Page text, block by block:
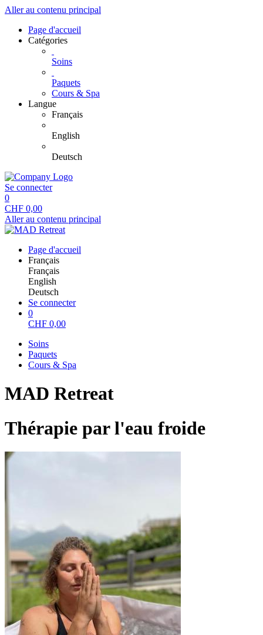
Aller au contenu principal
Page d'accueil
Catégories
Soins
Paquets
Cours & Spa
Langue
Français
English
Deutsch
Se connecter
0
CHF 0,00
Aller au contenu principal
Page d'accueil
Français
Français
English
Deutsch
Se connecter
0
CHF 0,00
Soins
Paquets
Cours & Spa
MAD Retreat
Thérapie par l'eau froide